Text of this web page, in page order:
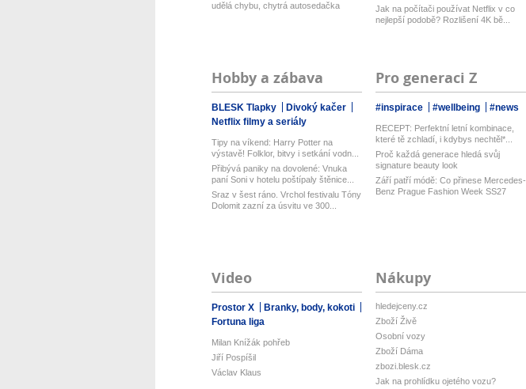
udělá chybu, chytrá autosedačka
Jak na počítači používat Netflix v co
nejlepší podobě? Rozlišení 4K bě...
Hobby a zábava
BLESK Tlapky
Divoký kačer
Netflix filmy a seriály
Tipy na víkend: Harry Potter na
výstavě! Folklor, bitvy i setkání vodn...
Přibývá paniky na dovolené: Vnuka
paní Soni v hotelu poštípaly štěnice...
Sraz v šest ráno. Vrchol festivalu Tóny
Dolomit zazní za úsvitu ve 300...
Pro generaci Z
#inspirace #wellbeing #news
RECEPT: Perfektní letní kombinace,
které tě zchladí, i kdybys nechtěl*...
Proč každá generace hledá svůj
signature beauty look
Září patří módě: Co přinese Mercedes-
Benz Prague Fashion Week SS27
Video
Prostor X
Branky, body, kokoti
Fortuna liga
Milan Knížák pohřeb
Jiří Pospíšil
Václav Klaus
Nákupy
hledejceny.cz
Zboží Živě
Osobní vozy
Zboží Dáma
zbozi.blesk.cz
Jak na prohlídku ojetého vozu?